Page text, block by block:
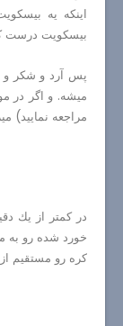
اينكه يه
بيسكويت درست
پس آرد و شكر و
ميشه. و اگر در
مراجعه نماييد)
در كمتر از يك
خورد شده رو به
كره رو مستقيم از